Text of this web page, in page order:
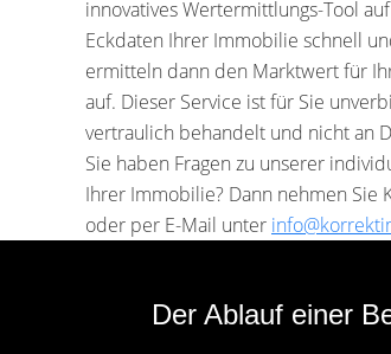
innovatives Wertermittlungs-Tool
Eckdaten Ihrer Immobilie schnell
ermitteln dann den Marktwert für
auf. Dieser Service ist für Sie
vertraulich behandelt und nicht an
Sie haben Fragen zu unserer
Ihrer Immobilie? Dann nehmen Sie
oder per E-Mail unter
Der Ablauf einer